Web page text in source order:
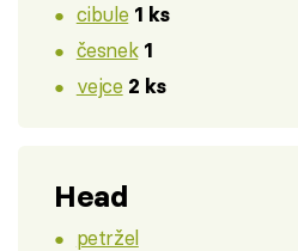
cibule 1 ks
česnek 1
vejce 2 ks
Head
petržel